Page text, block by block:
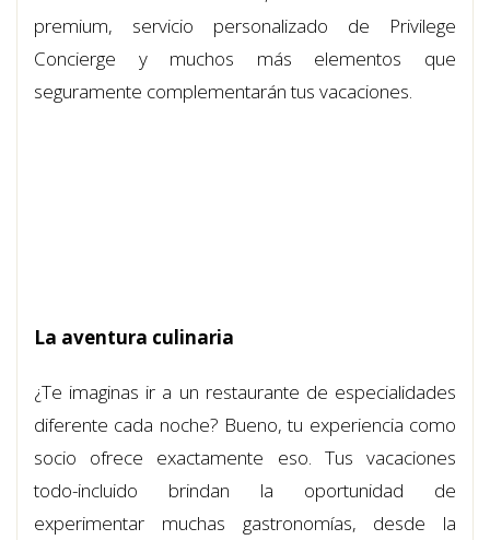
premium, servicio personalizado de Privilege
Concierge y muchos más elementos que
seguramente complementarán tus vacaciones.
La aventura culinaria
¿Te imaginas ir a un restaurante de especialidades
diferente cada noche? Bueno, tu experiencia como
socio ofrece exactamente eso. Tus vacaciones
todo-incluido brindan la oportunidad de
experimentar muchas gastronomías, desde la